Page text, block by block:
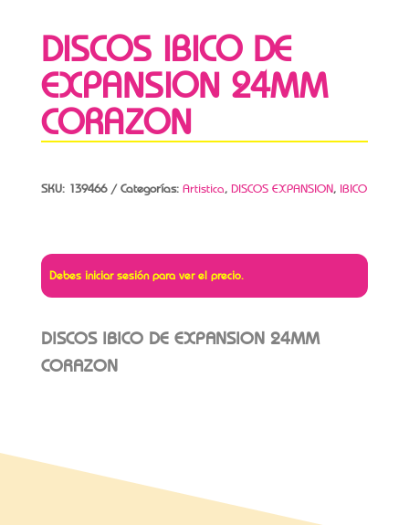
DISCOS IBICO DE
EXPANSION 24MM
CORAZON
SKU: 139466 Categorías: Artistica, DISCOS EXPANSION, IBICO
Debes iniciar sesión para ver el precio.
DISCOS IBICO DE EXPANSION 24MM
CORAZON